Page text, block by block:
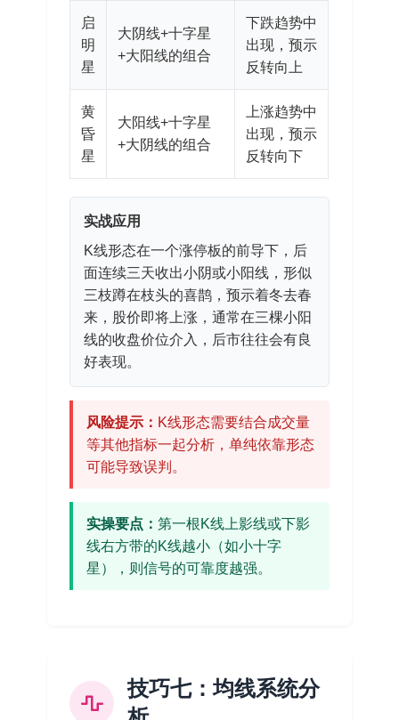
启
明
星
大阴线+十字星
+大阳线的组合
下跌趋势中
出现，预示
反转向上
黄
昏
星
大阳线+十字星
+大阴线的组合
上涨趋势中
出现，预示
反转向下
实战应用
K线形态在一个涨停板的前导下，后
面连续三天收出小阴或小阳线，形似
三枝蹲在枝头的喜鹊，预示着冬去春
来，股价即将上涨，通常在三棵小阳
线的收盘价位介入，后市往往会有良
好表现。
风险提示： K线形态需要结合成交量
等其他指标一起分析，单纯依靠形态
可能导致误判。
实操要点：第一根K线上影线或下影
线右方带的K线越小（如小十字
星），则信号的可靠度越强。
技巧七：均线系统分